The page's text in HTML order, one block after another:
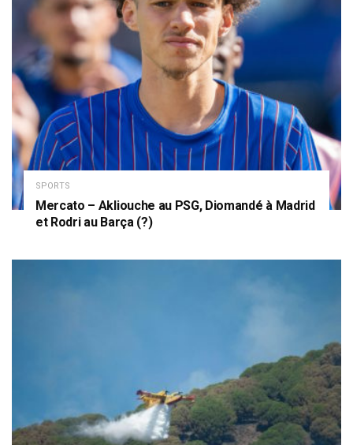
SPORTS
Mercato – Akliouche au PSG, Diomandé à Madrid
et Rodri au Barça (?)